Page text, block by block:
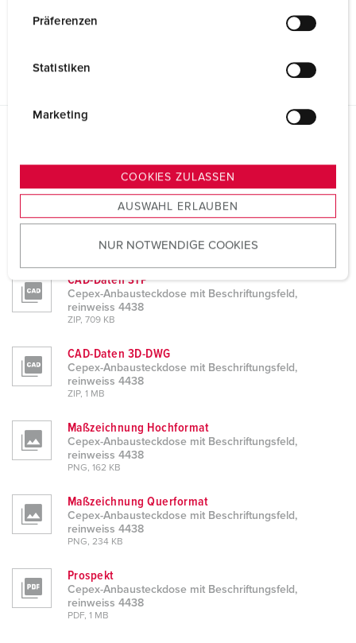
s
u
w
a
h
Präferenzen
Statistiken
Marketing
COOKIES ZULASSEN
AUSWAHL ERLAUBEN
NUR NOTWENDIGE COOKIES
Produktinfoblatt
Cepex-Anbausteckdose mit Beschriftungsfeld,
PDF, 462 KB
CAD-Daten STP
Cepex-Anbausteckdose mit Beschriftungsfeld,
reinweiss 4438
ZIP, 709 KB
CAD-Daten 3D-DWG
Cepex-Anbausteckdose mit Beschriftungsfeld,
reinweiss 4438
ZIP, 1 MB
Maßzeichnung Hochformat
Cepex-Anbausteckdose mit Beschriftungsfeld,
reinweiss 4438
PNG, 162 KB
Maßzeichnung Querformat
Cepex-Anbausteckdose mit Beschriftungsfeld,
reinweiss 4438
PNG, 234 KB
Prospekt
Cepex-Anbausteckdose mit Beschriftungsfeld,
reinweiss 4438
PDF, 1 MB